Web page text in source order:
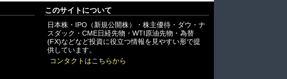
このサイトについて
日本株・IPO（新規公開株）・株主優待・ダウ・ナ
スダック・CME日経先物・WTI原油先物・為替
(FX)などなど投資に役立つ情報を見やすい形で提
供しています。
コンタクトはこちらから